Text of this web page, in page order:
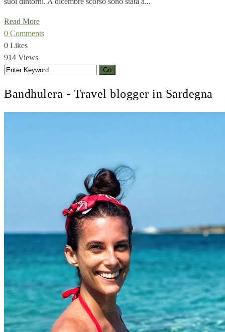
Read More
0 Comments
0 Likes
914 Views
Bandhulera - Travel blogger in Sardegna